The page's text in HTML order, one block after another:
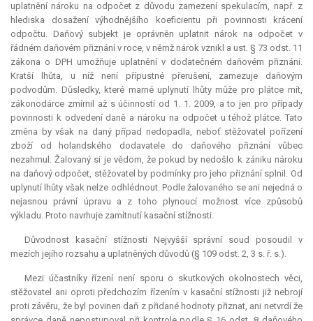
uplatnění nároku na odpočet z důvodu zamezení spekulacím, např. z
hlediska dosažení výhodnějšího koeficientu při povinnosti krácení
odpočtu. Daňový subjekt je oprávněn uplatnit nárok na odpočet v
řádném daňovém přiznání v roce, v němž nárok vznikl a ust. § 73 odst. 11
zákona o DPH umožňuje uplatnění v dodatečném daňovém přiznání.
Kratší lhůta, u níž není přípustné přerušení, zamezuje daňovým
podvodům. Důsledky, které marné uplynutí lhůty může pro plátce mít,
zákonodárce zmírnil až s účinností od 1. 1. 2009, a to jen pro případy
povinnosti k odvedení daně a nároku na odpočet u téhož plátce. Tato
změna by však na daný případ nedopadla, neboť stěžovatel pořízení
zboží od holandského dodavatele do daňového přiznání vůbec
nezahrnul. Žalovaný si je vědom, že pokud by nedošlo k zániku nároku
na daňový odpočet, stěžovatel by podmínky pro jeho přiznání splnil. Od
uplynutí lhůty však nelze odhlédnout. Podle žalovaného se ani nejedná o
nejasnou právní úpravu a z toho plynoucí možnost více způsobů
výkladu. Proto navrhuje zamítnutí kasační stížnosti.
Důvodnost kasační stížnosti Nejvyšší správní soud posoudil v
mezích jejího rozsahu a uplatněných důvodů (§ 109 odst. 2, 3 s. ř. s.).
Mezi účastníky řízení není sporu o skutkových okolnostech věci,
stěžovatel ani oproti předchozím řízením v kasační stížnosti již nebrojí
proti závěru, že byl povinen daň z přidané hodnoty přiznat, ani netvrdí že